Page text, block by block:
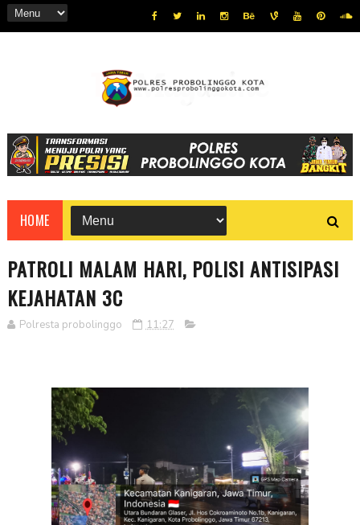
HOME
PATROLI MALAM HARI, POLISI ANTISIPASI
KEJAHATAN 3C
Polresta probolinggo 11:27